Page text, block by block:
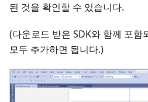
된 것을 확인할 수 있습니다.
(다운로드 받은 SDK와 함께 포함
모두 추가하면 됩니다.)